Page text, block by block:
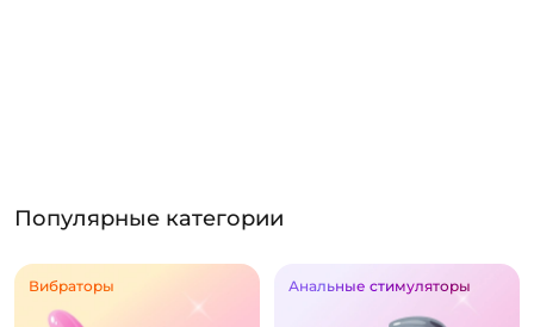
Популярные категории
Вибраторы Анальные стимуляторы